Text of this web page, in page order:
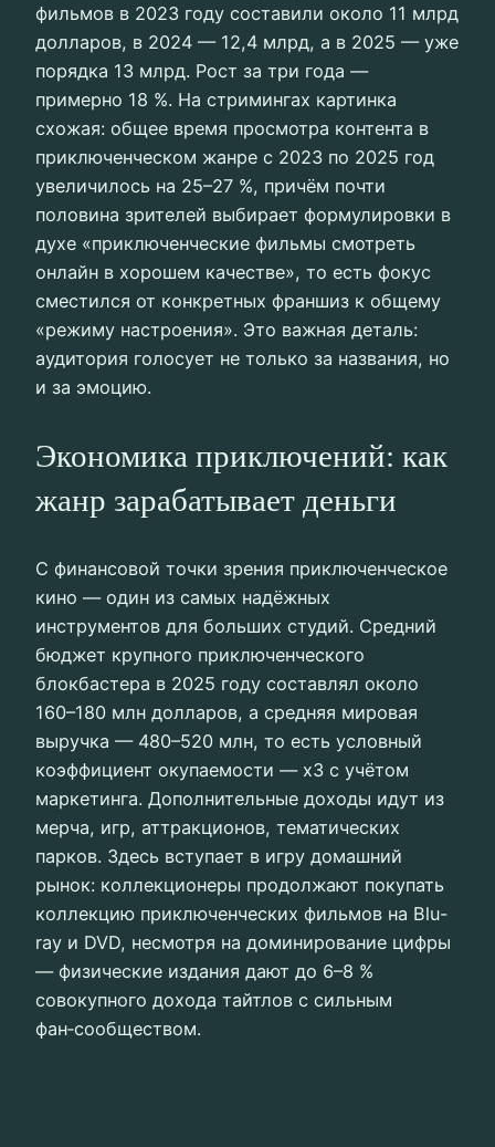
фильмов в 2023 году составили около 11 млрд
долларов, в 2024 — 12,4 млрд, а в 2025 — уже
порядка 13 млрд. Рост за три года —
примерно 18 %. На стримингах картинка
схожая: общее время просмотра контента в
приключенческом жанре с 2023 по 2025 год
увеличилось на 25–27 %, причём почти
половина зрителей выбирает формулировки в
духе «приключенческие фильмы смотреть
онлайн в хорошем качестве», то есть фокус
сместился от конкретных франшиз к общему
«режиму настроения». Это важная деталь:
аудитория голосует не только за названия, но
и за эмоцию.
Экономика приключений: как
жанр зарабатывает деньги
С финансовой точки зрения приключенческое
кино — один из самых надёжных
инструментов для больших студий. Средний
бюджет крупного приключенческого
блокбастера в 2025 году составлял около
160–180 млн долларов, а средняя мировая
выручка — 480–520 млн, то есть условный
коэффициент окупаемости — х3 с учётом
маркетинга. Дополнительные доходы идут из
мерча, игр, аттракционов, тематических
парков. Здесь вступает в игру домашний
рынок: коллекционеры продолжают покупать
коллекцию приключенческих фильмов на Blu-
ray и DVD, несмотря на доминирование цифры
— физические издания дают до 6–8 %
совокупного дохода тайтлов с сильным
фан‑сообществом.